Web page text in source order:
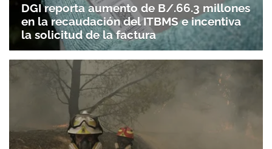
DGI reporta aumento de B/.66.3 millones
en la recaudación del ITBMS e incentiva
la solicitud de la factura